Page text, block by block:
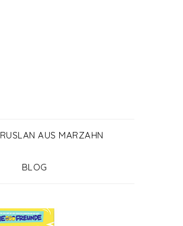
RUSLAN AUS MARZAHN
BLOG